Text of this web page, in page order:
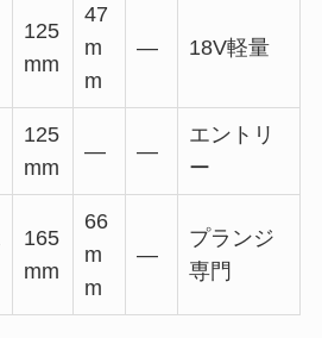
125
mm
47
m
m
— 18V軽量
125
mm
— —
エントリ
ー
165
mm
66
m
m
—
プランジ
専門